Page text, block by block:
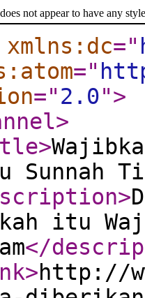
not appear to have any
xmlns:dc="
="
="2.0">
>
>
Sunnah
>
itu
</
>http://